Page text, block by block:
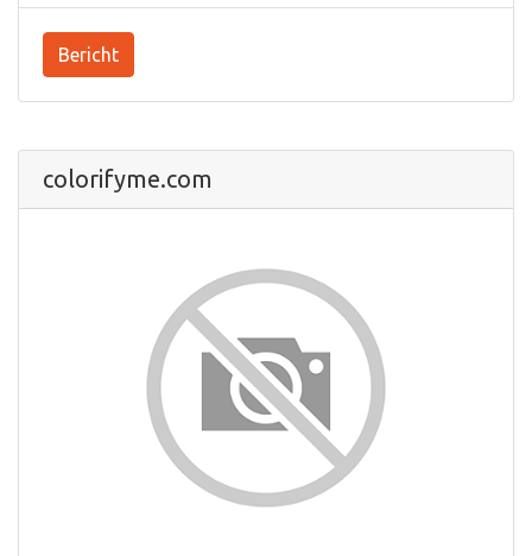
Bericht
colorifyme.com